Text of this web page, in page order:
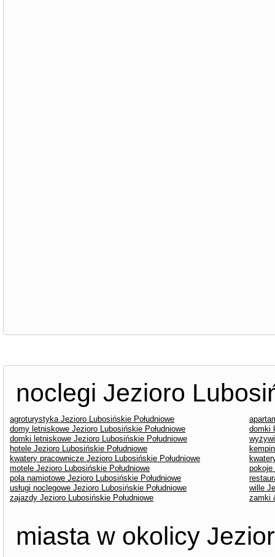
noclegi Jezioro
agroturystyka Jezioro Lubosińskie Południowe
domy letniskowe Jezioro Lubosińskie Południowe
domki
domki letniskowe Jezioro Lubosińskie Południowe
hotele Jezioro Lubosińskie Południowe
kwatery pracownicze Jezioro Lubosińskie Południowe
motele Jezioro Lubosińskie Południowe
pokoje
pola namiotowe Jezioro Lubosińskie Południowe
usługi noclegowe Jezioro Lubosińskie Południowe
wille
zajazdy Jezioro Lubosińskie Południowe
zamki
miasta w okolicy